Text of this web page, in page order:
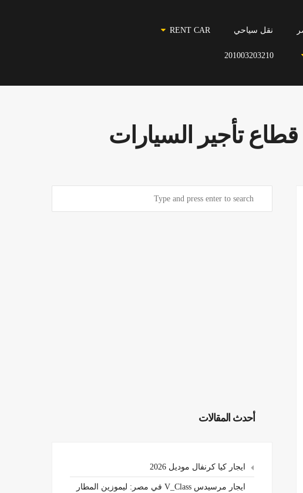
نقل سياحي RENT CAR
201003203210
تأجير السيارات
أحدث المقالات
ايجار كيا كرنفال موديل 2026
ايجار مرسيدس V_Class في مصر: ليموزين المطار